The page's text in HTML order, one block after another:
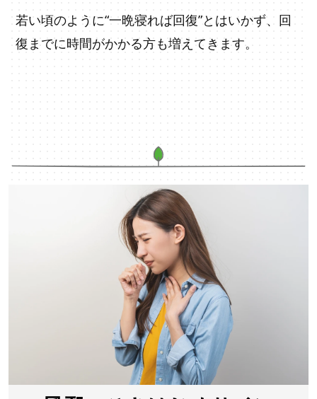
若い頃のように“一晩寝れば回復”とはいかず、回
復までに時間がかかる方も増えてきます。